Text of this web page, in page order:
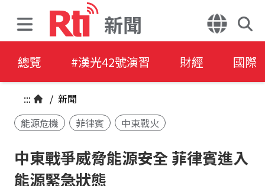
新聞
總覽 #漢光42號演習 財經 國際
::: / 新聞
能源危機
菲律賓 中東戰火
中東戰爭威脅能源安全 菲律賓進入
能源緊急狀態